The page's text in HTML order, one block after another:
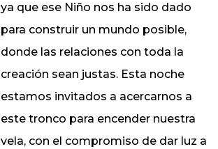
ya que ese Niño nos ha sido dado
para construir un mundo posible,
donde las relaciones con toda la
creación sean justas. Esta noche
estamos invitados a acercarnos a
este tronco para encender nuestra
vela, con el compromiso de dar luz a